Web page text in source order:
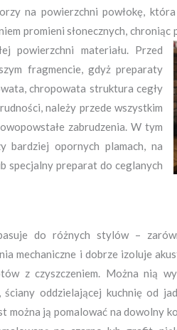
na powierzchni powłokę,
promieni słonecznych,
powierzchni materiału. Przed
fragmencie, gdyż preparaty
chropowata struktura cegły
należy przede wszystkim
zabrudzenia. W tym
bardziej opornych plamach, na
specjalny preparat do ceglanych
do różnych stylów –
mechaniczne i dobrze izoluje
z czyszczeniem. Można nią
oddzielającej kuchnię od
ją pomalować na dowolny